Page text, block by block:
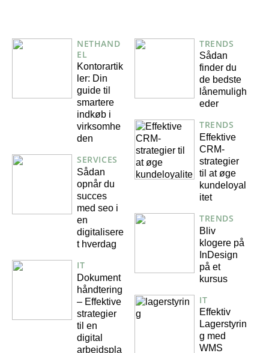
NETHAND
EL
Kontorartik
ler: Din
guide til
smartere
indkøb i
virksomhe
den
SERVICES
Sådan
opnår du
succes
med seo i
en
digitalisere
t hverdag
IT
Dokument
håndtering
– Effektive
strategier
til en
digital
arbejdspla
TRENDS
Sådan
finder du
de bedste
lånemuligh
eder
TRENDS
Effektive
CRM-
strategier
til at øge
kundeloyal
itet
TRENDS
Bliv
klogere på
InDesign
på et
kursus
IT
Effektiv
Lagerstyrin
g med
WMS